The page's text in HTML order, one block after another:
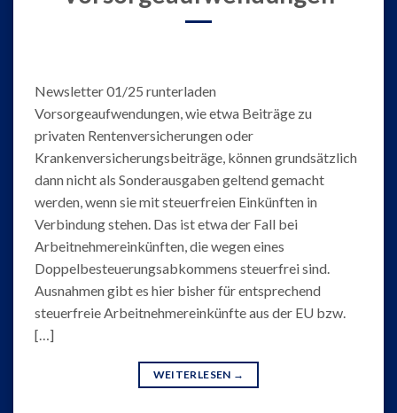
Newsletter 01/25 runterladen
Vorsorgeaufwendungen, wie etwa Beiträge zu
privaten Rentenversicherungen oder
Krankenversicherungsbeiträge, können grundsätzlich
dann nicht als Sonderausgaben geltend gemacht
werden, wenn sie mit steuerfreien Einkünften in
Verbindung stehen. Das ist etwa der Fall bei
Arbeitnehmereinkünften, die wegen eines
Doppelbesteuerungsabkommens steuerfrei sind.
Ausnahmen gibt es hier bisher für entsprechend
steuerfreie Arbeitnehmereinkünfte aus der EU bzw.
[…]
WEITERLESEN →